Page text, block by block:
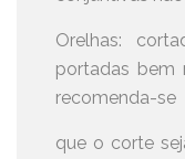
Orelhas:
portadas bem
recomenda-se
que o corte